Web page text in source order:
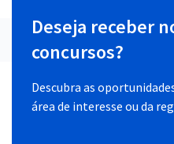
Deseja receber
concursos?
Descubra as
área de interesse ou da